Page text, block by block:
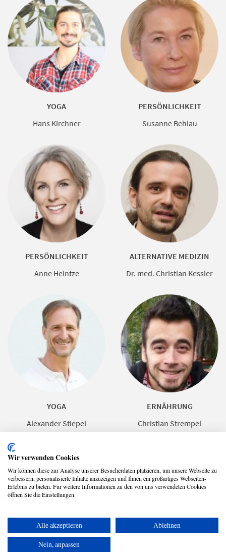
YOGA
Hans Kirchner
PERSÖNLICHKEIT
Susanne Behlau
PERSÖNLICHKEIT
Anne Heintze
ALTERNATIVE MEDIZIN
Dr. med. Christian Kessler
YOGA
Alexander Stiepel
ERNÄHRUNG
Christian Strempel
Copyright © 2026 UmspannwerX Zukunft GmbH
Wir verwenden Cookies
Wir können diese zur Analyse unserer Besucherdaten platzieren, um unsere Webseite zu
verbessern, personalisierte Inhalte anzuzeigen und Ihnen ein großartiges Webseiten-
Erlebnis zu bieten. Für weitere Informationen zu den von uns verwendeten Cookies
öffnen Sie die Einstellungen.
Alle akzeptieren
Ablehnen
Nein, anpassen